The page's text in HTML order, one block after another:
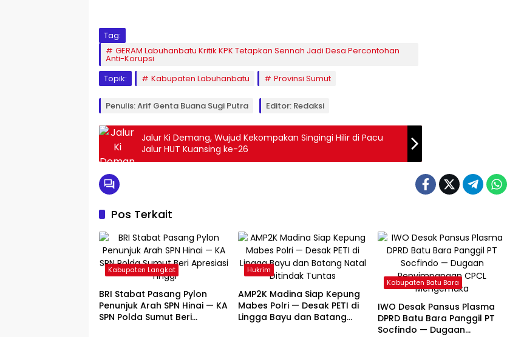
Tag:
GERAM Labuhanbatu Kritik KPK Tetapkan Sennah Jadi Desa Percontohan
Anti-Korupsi
Topik:
Kabupaten Labuhanbatu Provinsi Sumut
Penulis: Arif Genta Buana Sugi Putra Editor: Redaksi
Jalur Ki Demang, Wujud Kekompakan Singingi Hilir di Pacu
Jalur HUT Kuansing ke-26
Pos Terkait
Kabupaten Langkat
BRI Stabat Pasang Pylon
Penunjuk Arah SPN Hinai — KA
SPN Polda Sumut Beri
Hukrim
AMP2K Madina Siap Kepung
Mabes Polri — Desak PETI di
Lingga Bayu dan Batang
Kabupaten Batu Bara
IWO Desak Pansus Plasma
DPRD Batu Bara Panggil PT
Socfindo — Dugaan